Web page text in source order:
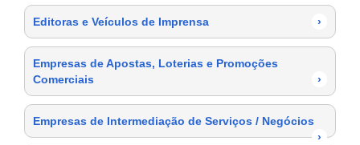
Editoras e Veículos de Imprensa ›
Empresas de Apostas, Loterias e Promoções
Comerciais
›
Empresas de Intermediação de Serviços / Negócios
›